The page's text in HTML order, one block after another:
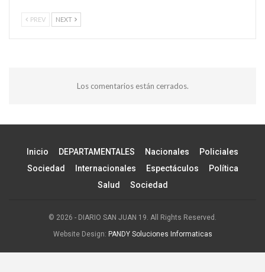
PREV NEXT
Los comentarios están cerrados.
Inicio DEPARTAMENTALES Nacionales
Policiales
Sociedad
Internacionales Espectáculos
Política
Salud
Sociedad
© 2026 - DIARIO SAN JUAN 19. All Rights Reserved.
Website Design: PANDY Soluciones Informaticas